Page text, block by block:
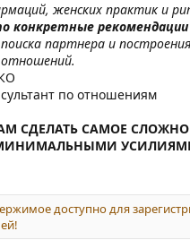
женских практик и
конкретные
поиска партнера и построения
по отношениям
СДЕЛАТЬ САМОЕ
доступно для